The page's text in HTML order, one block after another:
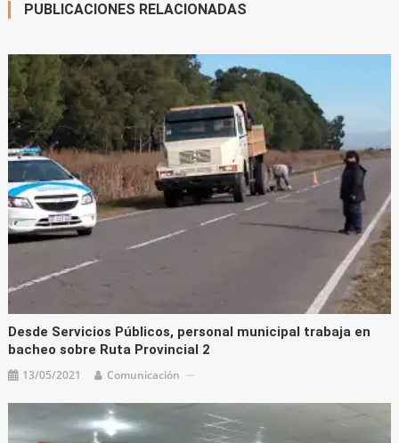
PUBLICACIONES RELACIONADAS
Desde Servicios Públicos, personal municipal trabaja en
bacheo sobre Ruta Provincial 2
13/05/2021 Comunicación